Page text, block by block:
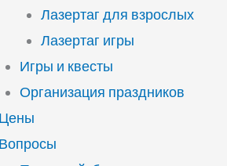
Лазертаг для взрослых
Лазертаг игры
Игры и квесты
Организация праздников
Цены
Вопросы